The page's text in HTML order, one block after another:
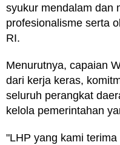
syukur mendalam dan
profesionalisme serta
RI.
Menurutnya, capaian
dari kerja keras,
seluruh perangkat
kelola pemerintahan
"LHP yang kami